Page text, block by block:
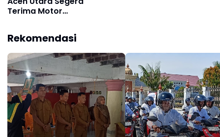
Terima Motor
Rekomendasi